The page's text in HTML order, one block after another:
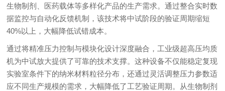
生物制剂、医药载体等多样化产品的生产需求。通过整合实时数
据监控与自动化反馈机制，该技术将中试阶段的验证周期缩短
40%以上，大幅降低试错成本。
通过将精准压力控制与模块化设计深度融合，工业级超高压均质
机为中试放大提供了可靠的技术支撑。这种设备不仅能稳定复现
实验室条件下的纳米材料粒径分布，还通过灵活调整压力参数适
应不同生产规模的需求，大幅降低了工艺验证周期。从生物制剂